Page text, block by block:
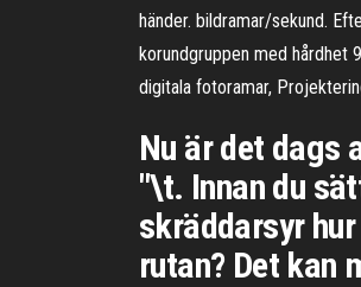
händer. bildramar/sekund.
korundgruppen med hårdhet
digitala fotoramar,
Nu är det dags
"\t. Innan du
skräddarsyr
rutan? Det kan